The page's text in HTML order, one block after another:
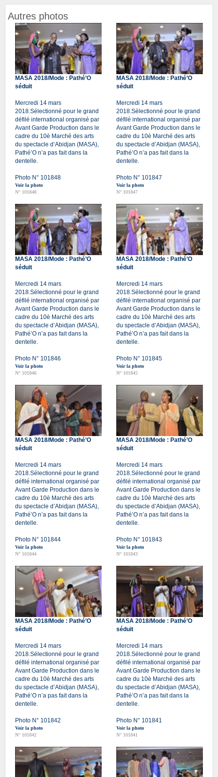
Autres photos
MASA 2018/Mode : Pathé’O
séduit
Mercredi 14 mars
2018.Sélectionné pour le grand
défilé international organisé par
Avant Garde Production dans le
cadre du 10è Marché des arts
du spectacle d’Abidjan (MASA),
Pathé’O n’a pas fait dans la
dentelle.
Photo N° 101848
Voir la photo
N° 101848
MASA 2018/Mode : Pathé’O
séduit
Mercredi 14 mars
2018.Sélectionné pour le grand
défilé international organisé par
Avant Garde Production dans le
cadre du 10è Marché des arts
du spectacle d’Abidjan (MASA),
Pathé’O n’a pas fait dans la
dentelle.
Photo N° 101847
Voir la photo
N° 101847
MASA 2018/Mode : Pathé’O
séduit
Mercredi 14 mars
2018.Sélectionné pour le grand
défilé international organisé par
Avant Garde Production dans le
cadre du 10è Marché des arts
du spectacle d’Abidjan (MASA),
Pathé’O n’a pas fait dans la
dentelle.
Photo N° 101846
Voir la photo
N° 101846
MASA 2018/Mode : Pathé’O
séduit
Mercredi 14 mars
2018.Sélectionné pour le grand
défilé international organisé par
Avant Garde Production dans le
cadre du 10è Marché des arts
du spectacle d’Abidjan (MASA),
Pathé’O n’a pas fait dans la
dentelle.
Photo N° 101845
Voir la photo
N° 101845
MASA 2018/Mode : Pathé’O
séduit
Mercredi 14 mars
2018.Sélectionné pour le grand
défilé international organisé par
Avant Garde Production dans le
cadre du 10è Marché des arts
du spectacle d’Abidjan (MASA),
Pathé’O n’a pas fait dans la
dentelle.
Photo N° 101844
Voir la photo
N° 101844
MASA 2018/Mode : Pathé’O
séduit
Mercredi 14 mars
2018.Sélectionné pour le grand
défilé international organisé par
Avant Garde Production dans le
cadre du 10è Marché des arts
du spectacle d’Abidjan (MASA),
Pathé’O n’a pas fait dans la
dentelle.
Photo N° 101843
Voir la photo
N° 101843
MASA 2018/Mode : Pathé’O
séduit
Mercredi 14 mars
2018.Sélectionné pour le grand
défilé international organisé par
Avant Garde Production dans le
cadre du 10è Marché des arts
du spectacle d’Abidjan (MASA),
Pathé’O n’a pas fait dans la
dentelle.
Photo N° 101842
Voir la photo
N° 101842
MASA 2018/Mode : Pathé’O
séduit
Mercredi 14 mars
2018.Sélectionné pour le grand
défilé international organisé par
Avant Garde Production dans le
cadre du 10è Marché des arts
du spectacle d’Abidjan (MASA),
Pathé’O n’a pas fait dans la
dentelle.
Photo N° 101841
Voir la photo
N° 101841